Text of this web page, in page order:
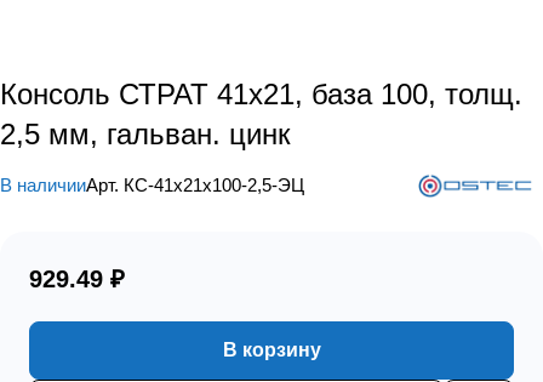
Консоль СТРАТ 41х21, база 100, толщ.
2,5 мм, гальван. цинк
В наличииАрт. КС-41х21х100-2,5-ЭЦ
929.49 ₽
В корзину